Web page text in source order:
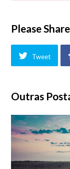
Please
Tweet
Outras